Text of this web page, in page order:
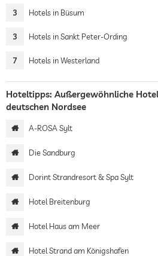
3 Hotels in Büsum
3 Hotels in Sankt Peter-Ording
7 Hotels in Westerland
Hoteltipps: Außergewöhnliche
deutschen Nordsee
A-ROSA Sylt
Die Sandburg
Dorint Strandresort & Spa Sylt
Hotel Breitenburg
Hotel Haus am Meer
Hotel Strand am Königshafen